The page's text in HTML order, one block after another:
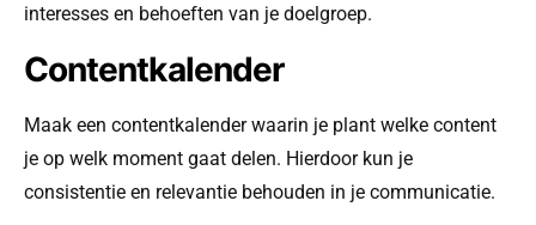
interesses en behoeften van je doelgroep.
Contentkalender
Maak een contentkalender waarin je plant welke content
je op welk moment gaat delen. Hierdoor kun je
consistentie en relevantie behouden in je communicatie.